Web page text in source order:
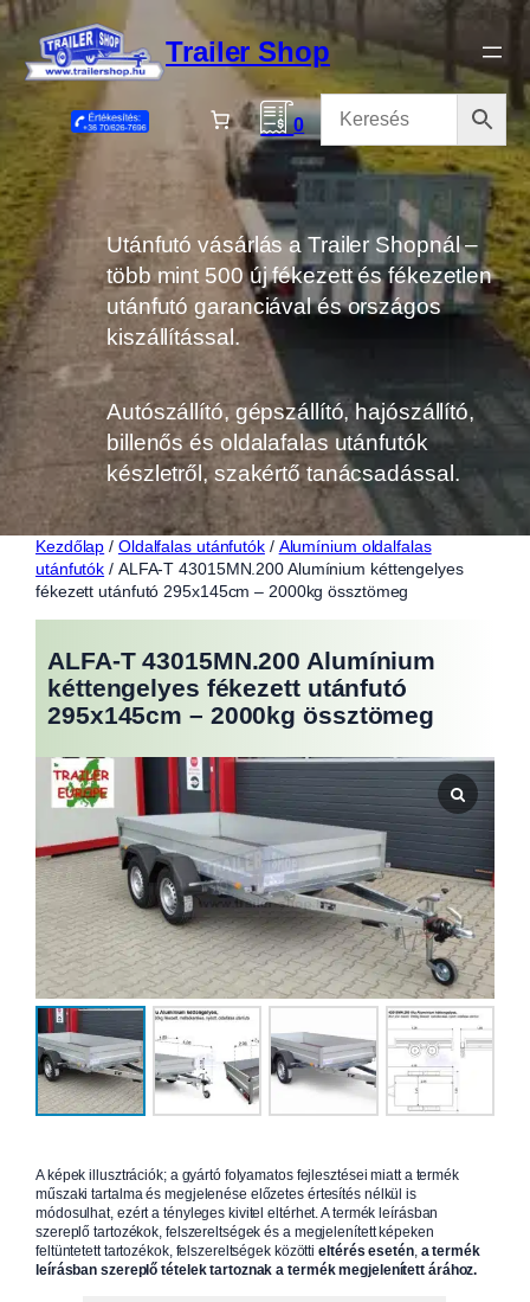
Ugrás
tartalomhoz
Trailer Shop
0
Utánfutó vásárlás a Trailer Shopnál –
több mint 500 új fékezett és fékezetlen
utánfutó garanciával és országos
kiszállítással.
Autószállító, gépszállító, hajószállító,
billenős és oldalafalas utánfutók
készletről, szakértő tanácsadással.
Kezdőlap / Oldalfalas utánfutók/ Alumínium oldalfalas
utánfutók / ALFA-T 43015MN.200 Alumínium kéttengelyes
fékezett utánfutó 295x145cm – 2000kg össztömeg
ALFA-T 43015MN.200 Alumínium
kéttengelyes fékezett utánfutó
295x145cm – 2000kg össztömeg
A képek illusztrációk; a gyártó folyamatos fejlesztései miatt a termék
műszaki tartalma és megjelenése előzetes értesítés nélkül is
módosulhat, ezért a tényleges kivitel eltérhet. A termék leírásban
szereplő tartozékok, felszereltségek és a megjelenített képeken
feltüntetett tartozékok, felszereltségek közöttieltérés esetén, a termék
leírásban szereplő tételek tartoznak a termék megjelenített árához.